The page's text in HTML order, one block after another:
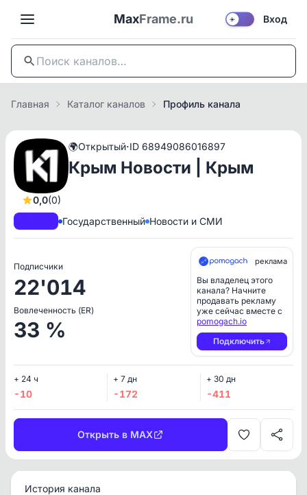
MaxFrame.ru ☀️ Вход
Главная Каталог каналов Профиль канала
0,0(0)
🌍Открытый·ID 68949086016897
Крым Новости | Крым
Государственный Новости и СМИ
Подписчики
22'014
Вовлеченность (ER)
33 %
реклама
Вы владелец этого
канала? Начните
продавать рекламу
уже сейчас вместе с
pomogach.io
Подключить
+ 24 ч
-10
+ 7 дн
-172
+ 30 дн
-411
Открыть в MAX
История канала